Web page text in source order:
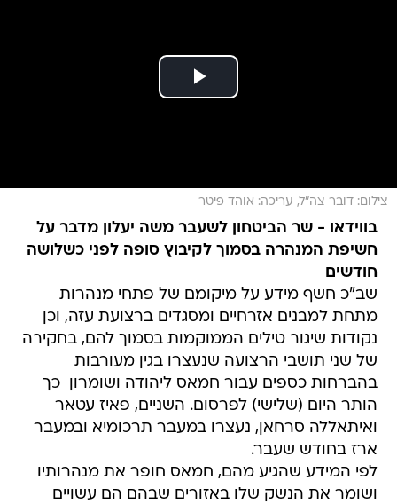
צילום: דובר צה"ל, עריכה: אוהד פיטר
בווידאו - שר הביטחון לשעבר משה יעלון מדבר על
חשיפת המנהרה בסמוך לקיבוץ סופה לפני כשלושה
חודשים
שב"כ חשף מידע על מיקומם של פתחי מנהרות
מתחת למבנים אזרחיים ומסגדים ברצועת עזה, וכן
נקודות שיגור טילים הממוקמות בסמוך להם, בחקירה
של שני תושבי הרצועה שנעצרו בגין מעורבות
בהברחות כספים עבור חמאס ליהודה ושומרון  כך
הותר היום (שלישי) לפרסום. השניים, פאיז עטאר
ואיתאללה סרחאן, נעצרו במעבר תרכומיא ובמעבר
ארז בחודש שעבר.
לפי המידע שהגיע מהם, חמאס חופר את מנהרותיו
ושומר את הנשק שלו באזורים שבהם הם עשויים